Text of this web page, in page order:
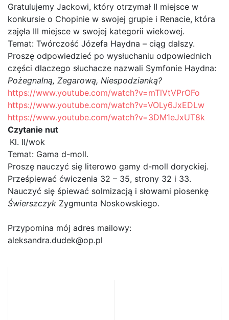
Gratulujemy Jackowi, który otrzymał II miejsce w
konkursie o Chopinie w swojej grupie i Renacie, która
zajęła III miejsce w swojej kategorii wiekowej.
Temat: Twórczość Józefa Haydna – ciąg dalszy.
Proszę odpowiedzieć po wysłuchaniu odpowiednich
części dlaczego słuchacze nazwali Symfonie Haydna:
Pożegnalną, Zegarową, Niespodzianką?
https://www.youtube.com/watch?v=mTlVtVPrOFo
https://www.youtube.com/watch?v=VOLy6JxEDLw
https://www.youtube.com/watch?v=3DM1eJxUT8k
Czytanie nut
Kl. II/wok
Temat: Gama d-moll.
Proszę nauczyć się literowo gamy d-moll doryckiej.
Prześpiewać ćwiczenia 32 – 35, strony 32 i 33.
Nauczyć się śpiewać solmizacją i słowami piosenkę
Świerszczyk Zygmunta Noskowskiego.
Przypomina mój adres mailowy:
aleksandra.dudek@op.pl